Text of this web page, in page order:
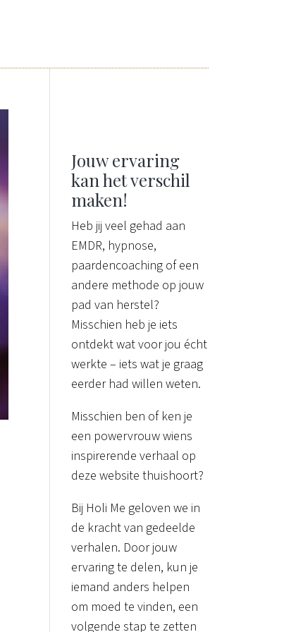
Jouw ervaring
kan het verschil
maken!
Heb jij veel gehad aan
EMDR, hypnose,
paardencoaching of een
andere methode op jouw
pad van herstel?
Misschien heb je iets
ontdekt wat voor jou écht
werkte – iets wat je graag
eerder had willen weten.
Misschien ben of ken je
een powervrouw wiens
inspirerende verhaal op
deze website thuishoort?
Bij Holi Me geloven we in
de kracht van gedeelde
verhalen. Door jouw
ervaring te delen, kun je
iemand anders helpen
om moed te vinden, een
volgende stap te zetten